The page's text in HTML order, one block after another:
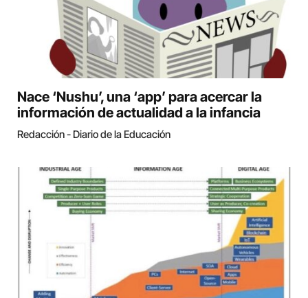
Nace ‘Nushu’, una ‘app’ para acercar la
información de actualidad a la infancia
Redacción - Diario de la Educación